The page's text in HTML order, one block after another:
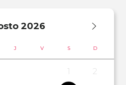
2026
J V S D
1
2